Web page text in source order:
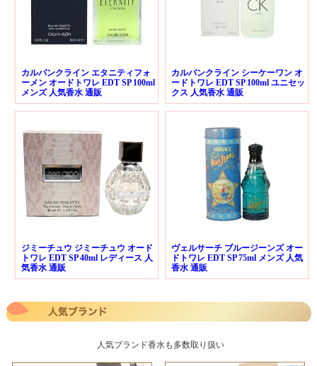
カルバンクライン エタニティフォ
ーメン オードトワレ EDT SP 100ml
メンズ 人気香水 通販
カルバンクライン シーケーワン オ
ードトワレ EDT SP 100ml ユニセッ
クス 人気香水 通販
ジミーチュウ ジミーチュウ オード
トワレ EDT SP 40ml レディース 人
気香水 通販
ヴェルサーチ ブルージーンズ オー
ドトワレ EDT SP 75ml メンズ 人気
香水 通販
人気ブランド香水も多数取り扱い